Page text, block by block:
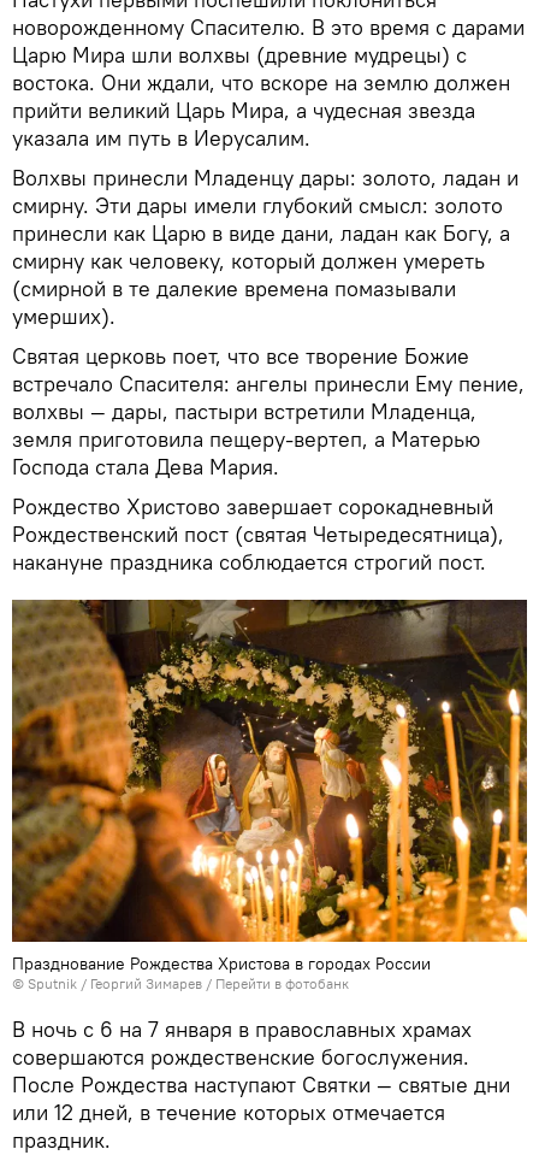
новорожденному Спасителю. В это время с дарами
Царю Мира шли волхвы (древние мудрецы) с
востока. Они ждали, что вскоре на землю должен
прийти великий Царь Мира, а чудесная звезда
указала им путь в Иерусалим.
Волхвы принесли Младенцу дары: золото, ладан и
смирну. Эти дары имели глубокий смысл: золото
принесли как Царю в виде дани, ладан как Богу, а
смирну как человеку, который должен умереть
(смирной в те далекие времена помазывали
умерших).
Святая церковь поет, что все творение Божие
встречало Спасителя: ангелы принесли Ему пение,
волхвы — дары, пастыри встретили Младенца,
земля приготовила пещеру-вертеп, а Матерью
Господа стала Дева Мария.
Рождество Христово завершает сорокадневный
Рождественский пост (святая Четыредесятница),
накануне праздника соблюдается строгий пост.
Празднование Рождества Христова в городах России
© Sputnik / Георгий Зимарев / Перейти в фотобанк
В ночь с 6 на 7 января в православных храмах
совершаются рождественские богослужения.
После Рождества наступают Святки — святые дни
или 12 дней, в течение которых отмечается
праздник.